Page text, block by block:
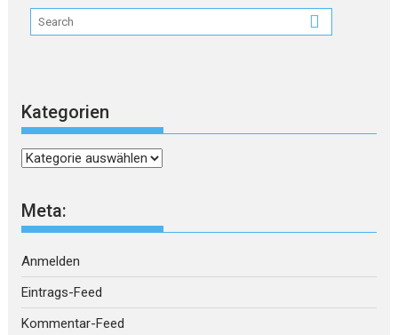
Kategorien
Kategorien
Meta:
Anmelden
Eintrags-Feed
Kommentar-Feed